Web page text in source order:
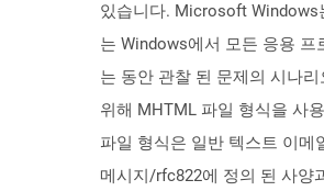
있습니다. Microsoft Windows
는 Windows에서 모든 응용 프
는 동안 관찰 된 문제의 시나
위해 MHTML 파일 형식을 사
파일 형식은 일반 텍스트 이메
메시지/rfc822에 정의 된 사양